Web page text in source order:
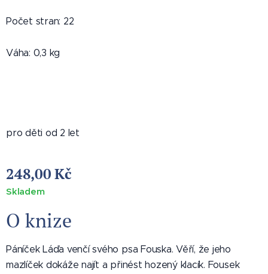
Počet stran: 22
Váha: 0,3 kg
pro děti od 2 let
248,00Kč
Skladem
O knize
Páníček Láďa venčí svého psa Fouska. Věří, že jeho
mazlíček dokáže najít a přinést hozený klacík. Fousek